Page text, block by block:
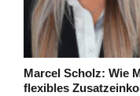
Marcel Scholz: Wie
flexibles